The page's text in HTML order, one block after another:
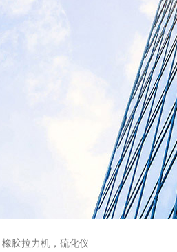
胶拉力机，硫化仪